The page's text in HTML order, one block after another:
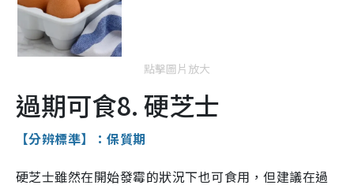
點擊圖片放大
過期可食8. 硬芝士
【分辨標準】：保質期
硬芝士雖然在開始發霉的狀況下也可食用，但建議在過